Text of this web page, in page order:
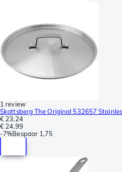
1 review
Skottsberg The Original 532657
€ 23,24
€ 24,99
-7%Bespaar 1,75